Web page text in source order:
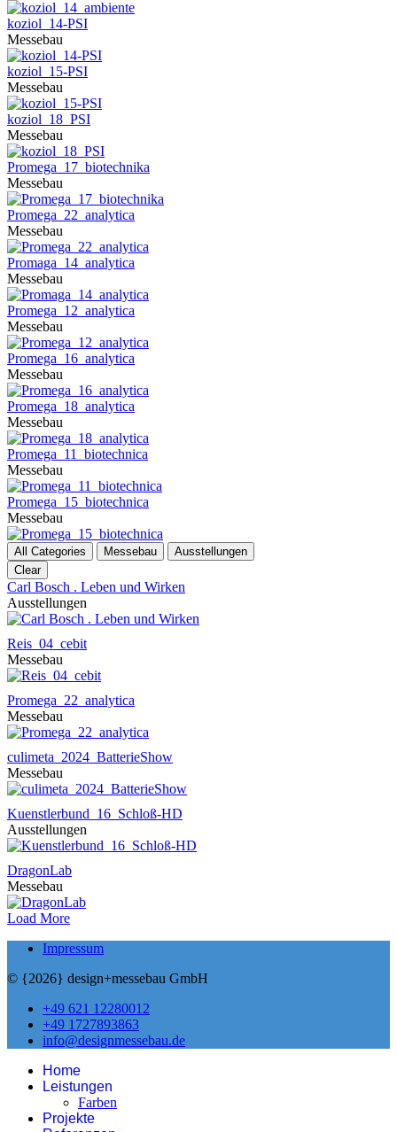
koziol_14-PSI
Messebau
koziol_15-PSI
Messebau
koziol_18_PSI
Messebau
Promega_17_biotechnika
Messebau
Promega_22_analytica
Messebau
Promaga_14_analytica
Messebau
Promega_12_analytica
Messebau
Promega_16_analytica
Messebau
Promega_18_analytica
Messebau
Promega_11_biotechnica
Messebau
Promega_15_biotechnica
Messebau
All Categories Messebau
Ausstellungen
Clear
Carl Bosch . Leben und Wirken
Ausstellungen
Reis_04_cebit
Messebau
Promega_22_analytica
Messebau
culimeta_2024_BatterieShow
Messebau
Kuenstlerbund_16_Schloß-HD
Ausstellungen
DragonLab
Messebau
Load More
Impressum
© {2026} design+messebau GmbH
+49 621 12280012
+49 1727893863
info@designmessebau.de
Home
Leistungen
Farben
Projekte